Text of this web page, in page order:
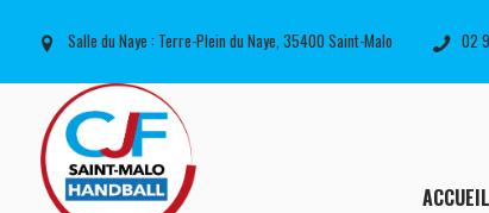
Salle du Naye : Terre-Plein du Naye, 35400 Saint-Malo 02
ACCUEIL